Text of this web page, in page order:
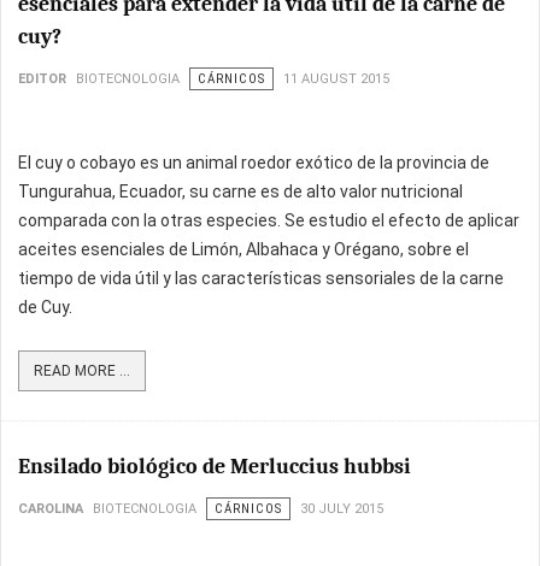
cuy?
EDITOR BIOTECNOLOGIA CÁRNICOS 11 AUGUST 2015
El cuy o cobayo es un animal roedor exótico de la provincia de
Tungurahua, Ecuador, su carne es de alto valor nutricional
comparada con la otras especies. Se estudio el efecto de aplicar
aceites esenciales de Limón, Albahaca y Orégano, sobre el
tiempo de vida útil y las características sensoriales de la carne
de Cuy.
READ MORE ...
Ensilado biológico de Merluccius hubbsi
CAROLINA BIOTECNOLOGIA CÁRNICOS 30 JULY 2015